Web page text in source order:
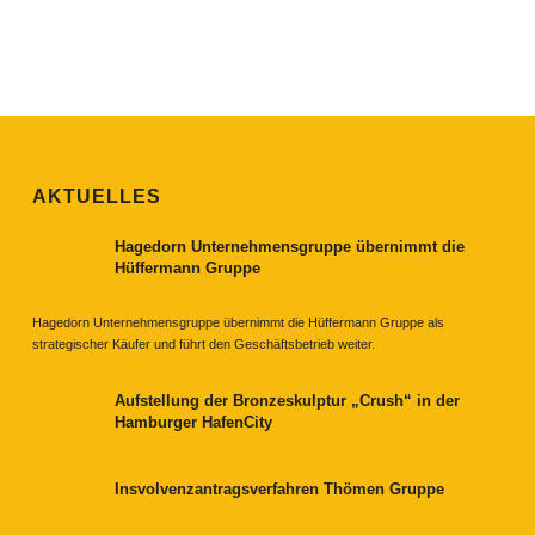
AKTUELLES
Hagedorn Unternehmensgruppe übernimmt die
Hüffermann Gruppe
Hagedorn Unternehmensgruppe übernimmt die Hüffermann Gruppe als
strategischer Käufer und führt den Geschäftsbetrieb weiter.
Aufstellung der Bronzeskulptur „Crush“ in der
Hamburger HafenCity
Insvolvenzantragsverfahren Thömen Gruppe